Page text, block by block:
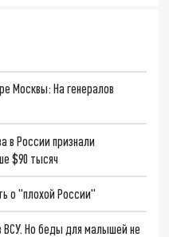
Москвы: На генералов
в России признали
$90 тысяч
о "плохой России"
ВСУ. Но беды для малышей не